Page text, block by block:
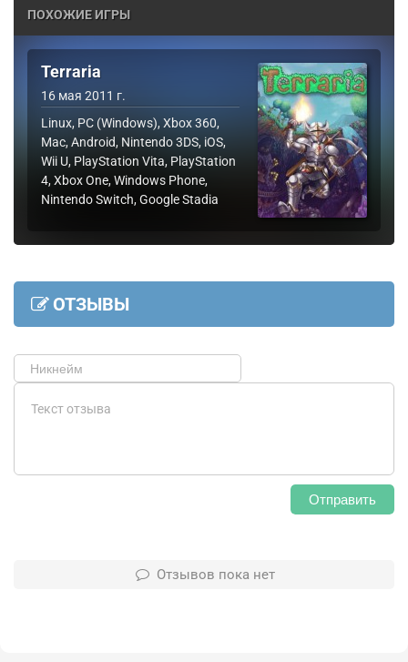
ПОХОЖИЕ ИГРЫ
Terraria
16 мая 2011 г.
Linux, PC (Windows), Xbox 360,
Mac, Android, Nintendo 3DS, iOS,
Wii U, PlayStation Vita, PlayStation
4, Xbox One, Windows Phone,
Nintendo Switch, Google Stadia
ОТЗЫВЫ
Отправить
Отзывов пока нет